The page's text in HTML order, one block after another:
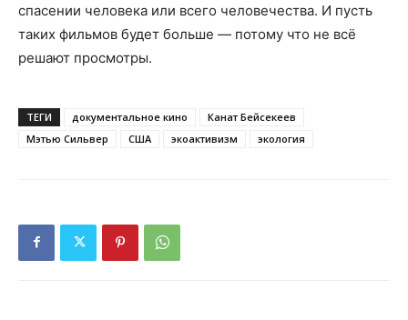
спасении человека или всего человечества. И пусть
таких фильмов будет больше — потому что не всё
решают просмотры.
ТЕГИ документальное кино
Канат Бейсекеев
Мэтью Сильвер
США экоактивизм экология